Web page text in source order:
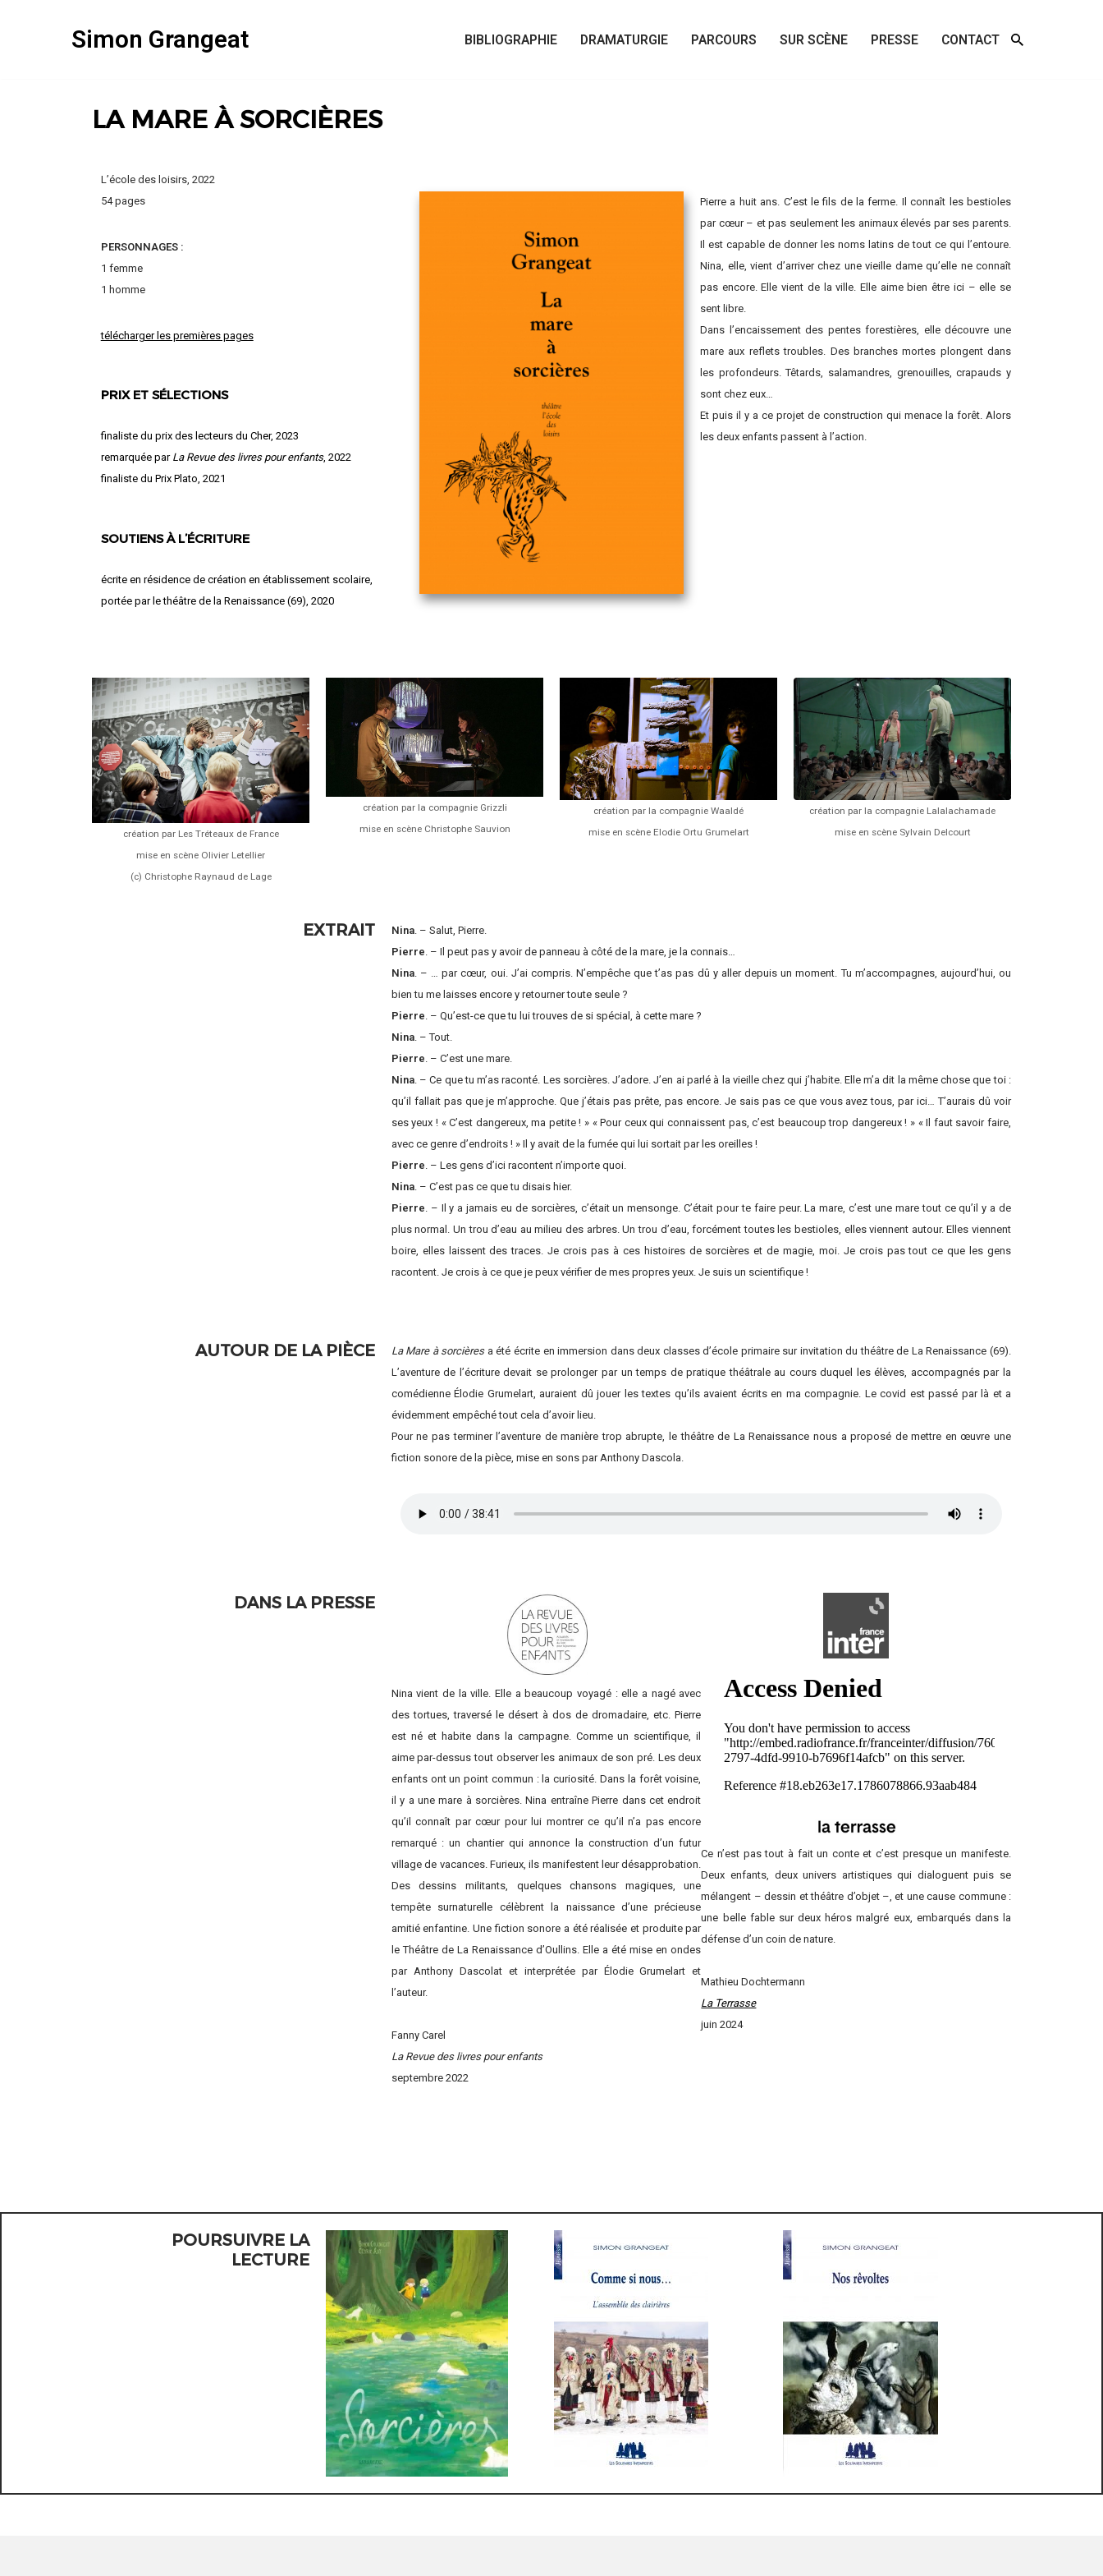
Simon Grangeat BIBLIOGRAPHIE DRAMATURGIE PARCOURS SUR SCÈNE PRESSE CONTACT
LA MARE À SORCIÈRES
L’école des loisirs, 2022
54 pages
PERSONNAGES :
1 femme
1 homme
télécharger les premières pages
PRIX ET SÉLECTIONS
finaliste du prix des lecteurs du Cher, 2023
remarquée par La Revue des livres pour enfants, 2022
finaliste du Prix Plato, 2021
SOUTIENS À L’ÉCRITURE
écrite en résidence de création en établissement scolaire,
portée par le théâtre de la Renaissance (69), 2020
Pierre a huit ans. C’est le fils de la ferme. Il connaît les bestioles
par cœur – et pas seulement les animaux élevés par ses parents.
Il est capable de donner les noms latins de tout ce qui l’entoure.
Nina, elle, vient d’arriver chez une vieille dame qu’elle ne connaît
pas encore. Elle vient de la ville. Elle aime bien être ici – elle se
sent libre.
Dans l’encaissement des pentes forestières, elle découvre une
mare aux reflets troubles. Des branches mortes plongent dans
les profondeurs. Têtards, salamandres, grenouilles, crapauds y
sont chez eux…
Et puis il y a ce projet de construction qui menace la forêt. Alors
les deux enfants passent à l’action.
création par Les Tréteaux de France
mise en scène Olivier Letellier
(c) Christophe Raynaud de Lage
création par la compagnie Grizzli
mise en scène Christophe Sauvion
création par la compagnie Waaldé
mise en scène Elodie Ortu Grumelart
création par la compagnie Lalalachamade
mise en scène Sylvain Delcourt
EXTRAIT Nina. – Salut, Pierre.
Pierre. – Il peut pas y avoir de panneau à côté de la mare, je la connais…
Nina. – … par cœur, oui. J’ai compris. N’empêche que t’as pas dû y aller depuis un moment. Tu m’accompagnes, aujourd’hui, ou
bien tu me laisses encore y retourner toute seule ?
Pierre. – Qu’est-ce que tu lui trouves de si spécial, à cette mare ?
Nina. – Tout.
Pierre. – C’est une mare.
Nina. – Ce que tu m’as raconté. Les sorcières. J’adore. J’en ai parlé à la vieille chez qui j’habite. Elle m’a dit la même chose que toi :
qu’il fallait pas que je m’approche. Que j’étais pas prête, pas encore. Je sais pas ce que vous avez tous, par ici… T’aurais dû voir
ses yeux ! « C’est dangereux, ma petite ! » « Pour ceux qui connaissent pas, c’est beaucoup trop dangereux ! » « Il faut savoir faire,
avec ce genre d’endroits ! » Il y avait de la fumée qui lui sortait par les oreilles !
Pierre. – Les gens d’ici racontent n’importe quoi.
Nina. – C’est pas ce que tu disais hier.
Pierre. – Il y a jamais eu de sorcières, c’était un mensonge. C’était pour te faire peur. La mare, c’est une mare tout ce qu’il y a de
plus normal. Un trou d’eau au milieu des arbres. Un trou d’eau, forcément toutes les bestioles, elles viennent autour. Elles viennent
boire, elles laissent des traces. Je crois pas à ces histoires de sorcières et de magie, moi. Je crois pas tout ce que les gens
racontent. Je crois à ce que je peux vérifier de mes propres yeux. Je suis un scientifique !
AUTOUR DE LA PIÈCE La Mare à sorcièresa été écrite en immersion dans deux classes d’école primaire sur invitation du théâtre de La Renaissance (69).
L’aventure de l’écriture devait se prolonger par un temps de pratique théâtrale au cours duquel les élèves, accompagnés par la
comédienne Élodie Grumelart, auraient dû jouer les textes qu’ils avaient écrits en ma compagnie. Le covid est passé par là et a
évidemment empêché tout cela d’avoir lieu.
Pour ne pas terminer l’aventure de manière trop abrupte, le théâtre de La Renaissance nous a proposé de mettre en œuvre une
fiction sonore de la pièce, mise en sons par Anthony Dascola.
DANS LA PRESSE
Nina vient de la ville. Elle a beaucoup voyagé : elle a nagé avec
des tortues, traversé le désert à dos de dromadaire, etc. Pierre
est né et habite dans la campagne. Comme un scientifique, il
aime par-dessus tout observer les animaux de son pré. Les deux
enfants ont un point commun : la curiosité. Dans la forêt voisine,
il y a une mare à sorcières. Nina entraîne Pierre dans cet endroit
qu’il connaît par cœur pour lui montrer ce qu’il n’a pas encore
remarqué : un chantier qui annonce la construction d’un futur
village de vacances. Furieux, ils manifestent leur désapprobation.
Des dessins militants, quelques chansons magiques, une
tempête surnaturelle célèbrent la naissance d’une précieuse
amitié enfantine. Une fiction sonore a été réalisée et produite par
le Théâtre de La Renaissance d’Oullins. Elle a été mise en ondes
par Anthony Dascolat et interprétée par Élodie Grumelart et
l’auteur.
Fanny Carel
La Revue des livres pour enfants
septembre 2022
Ce n’est pas tout à fait un conte et c’est presque un manifeste.
Deux enfants, deux univers artistiques qui dialoguent puis se
mélangent – dessin et théâtre d’objet –, et une cause commune :
une belle fable sur deux héros malgré eux, embarqués dans la
défense d’un coin de nature.
Mathieu Dochtermann
La Terrasse
juin 2024
POURSUIVRE LA
LECTURE